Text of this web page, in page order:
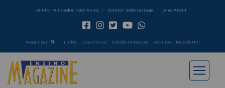
Diretor Fundador: João Ruivo Diretor: João Carrega Ano: XXVIII
Pesquisar Link's Loja Virtual Edição Impressa Arquivo Newsletter